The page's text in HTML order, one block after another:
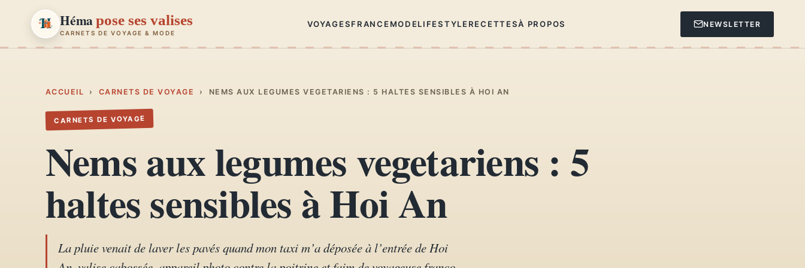
Hémapose ses valises
CARNETS DE VOYAGE & MODE
VOYAGESFRANCEMODELIFESTYLERECETTESÀ PROPOS NEWSLETTER
01 Carnets de voyage
Escapades en France
Mode et style
ACCUEIL › CARNETS DE VOYAGE › NEMS AUX LEGUMES VEGETARIENS : 5 HALTES SENSIBLES À HOI AN
CARNETS DE VOYAGE
Nems aux legumes vegetariens : 5
haltes sensibles à Hoi An
La pluie venait de laver les pavés quand mon taxi m’a déposée à l’entrée de Hoi